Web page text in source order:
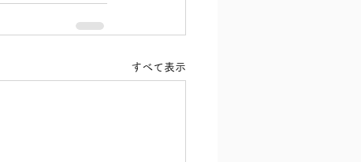
すべて表示